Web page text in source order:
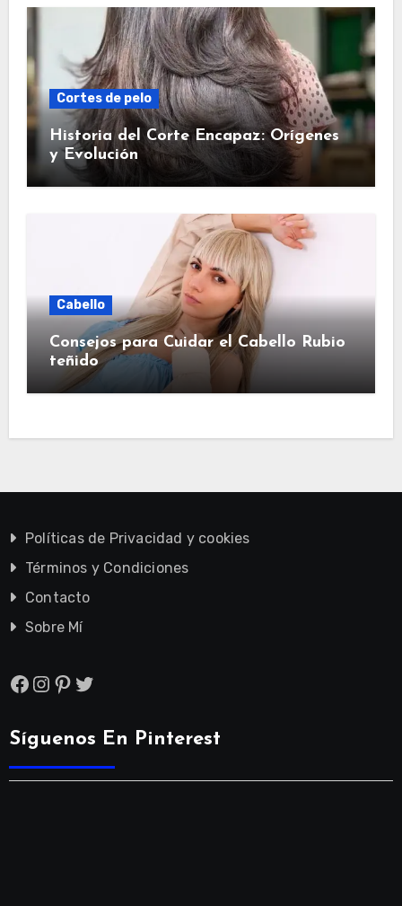
Cortes de pelo
Historia del Corte Encapaz: Orígenes
y Evolución
Cabello
Consejos para Cuidar el Cabello Rubio
teñido
Políticas de Privacidad y cookies
Términos y Condiciones
Contacto
Sobre Mí
Facebook
Instagram
Pinterest
Twitter
Síguenos En Pinterest